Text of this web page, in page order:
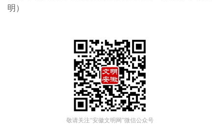
明）
敬请关注“安徽文明网”微信公众号